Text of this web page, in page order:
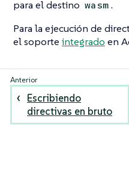
para el destino wasm.
Para la ejecución de
el soporte integrado en
Escribiendo
directivas en bruto